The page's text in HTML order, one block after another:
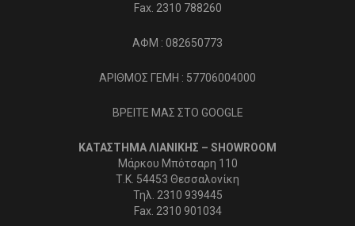
Fax. 2310 788260
ΑΦΜ : 082650773
ΑΡΙΘΜΟΣ ΓΕΜΗ : 57706004000
ΒΡΕΙΤΕ ΜΑΣ ΣΤΟ GOOGLE
ΚΑΤΑΣΤΗΜΑ ΛΙΑΝΙΚΗΣ – SHOWROOM
Μάρκου Μπότσαρη 110
Τ.Κ. 54453 Θεσσαλονίκη
Τηλ. 2310 939445
Fax. 2310 901034